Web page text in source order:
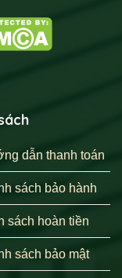
dẫn thanh toán
sách bảo hành
sách hoàn tiền
sách bảo mật